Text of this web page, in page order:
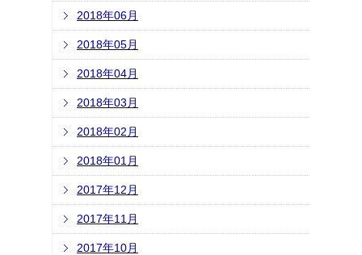
2018年06月
2018年05月
2018年04月
2018年03月
2018年02月
2018年01月
2017年12月
2017年11月
2017年10月